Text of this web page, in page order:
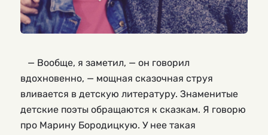
— Вообще, я заметил, — он говорил
вдохновенно, — мощная сказочная струя
вливается в детскую литературу. Знаменитые
детские поэты обращаются к сказкам. Я говорю
про Марину Бородицкую. У нее такая